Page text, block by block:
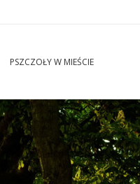
PSZCZOŁY W MIEŚCIE